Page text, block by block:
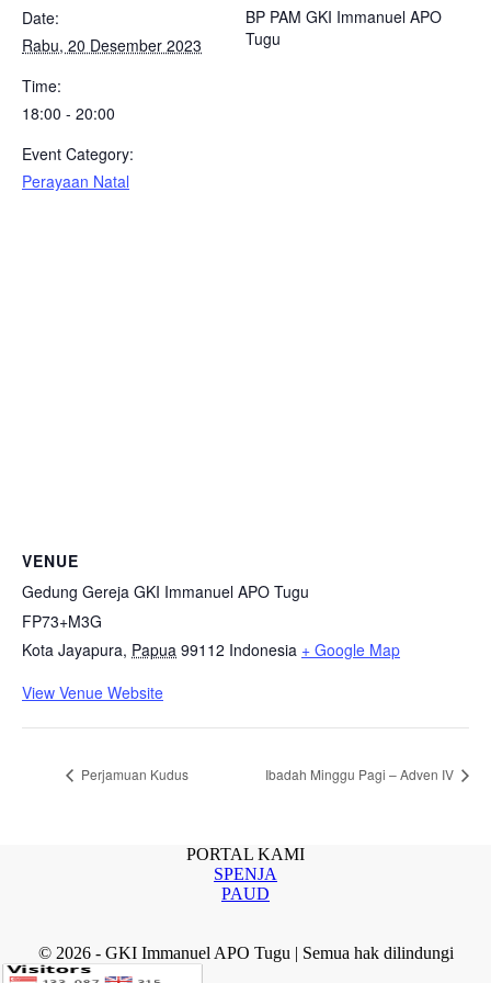
Date:
Rabu, 20 Desember 2023
Time:
18:00 - 20:00
Event Category:
Perayaan Natal
BP PAM GKI Immanuel APO
Tugu
VENUE
Gedung Gereja GKI Immanuel APO Tugu
FP73+M3G
Kota Jayapura, Papua 99112 Indonesia + Google Map
View Venue Website
Perjamuan Kudus Ibadah Minggu Pagi – Adven IV
PORTAL KAMI
SPENJA
PAUD
© 2026 - GKI Immanuel APO Tugu | Semua hak dilindungi